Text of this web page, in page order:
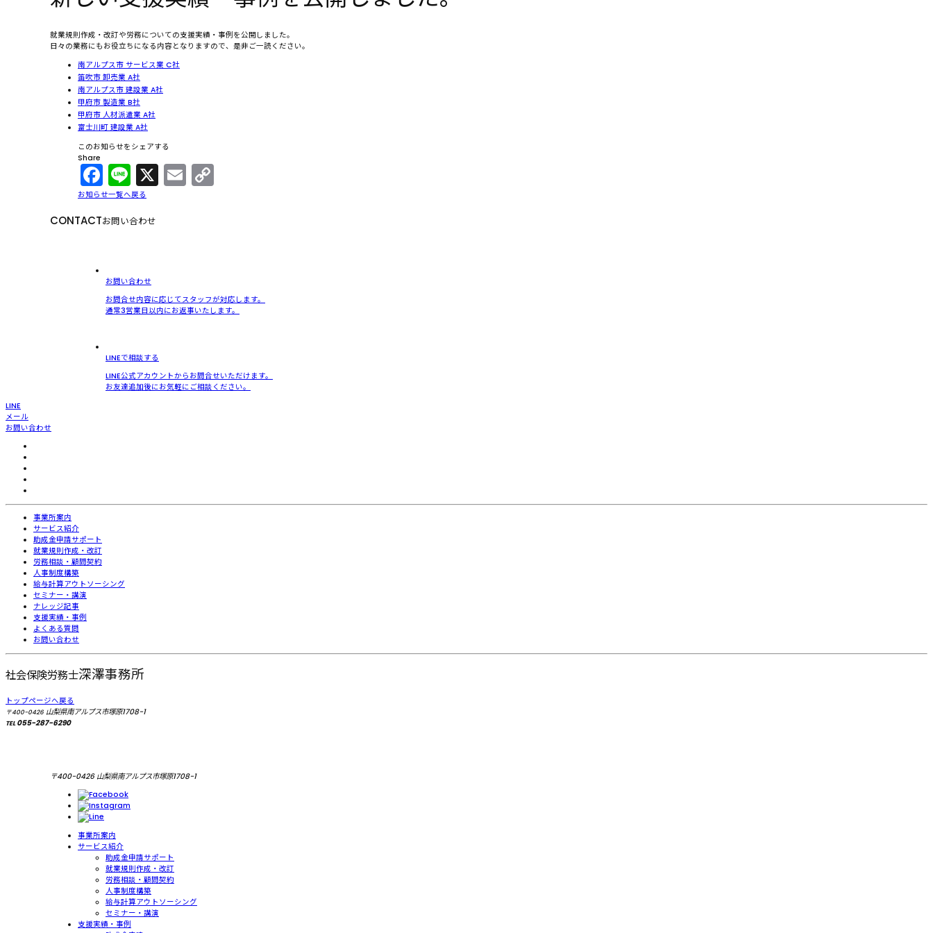
就業規則作成・改訂や労務についての支援実績・事例を公開しました。
日々の業務にもお役立ちになる内容となりますので、是非ご一読ください。
南アルプス市 サービス業 C社
笛吹市 卸売業 A社
南アルプス市 建設業 A社
甲府市 製造業 B社
甲府市 人材派遣業 A社
富士川町 建設業 A社
このお知らせをシェアする
Share
Facebook
Line
X Email
お知らせ一覧へ戻る
CONTACTお問い合わせ
お問い合わせ
お問合せ内容に応じてスタッフが対応します。
通常3営業日以内にお返事いたします。
LINEで相談する
LINE公式アカウントからお問合せいただけます。
お友達追加後にお気軽にご相談ください。
LINE
メール
お問い合わせ
事業所案内
サービス紹介
助成金申請サポート
就業規則作成・改訂
労務相談・顧問契約
人事制度構築
給与計算アウトソーシング
セミナー・講演
ナレッジ記事
支援実績・事例
よくある質問
お問い合わせ
社会保険労務士深澤事務所
トップページへ戻る
〒400-0426 山梨県南アルプス市塚原1708-1
TEL055-287-6290
〒400-0426 山梨県南アルプス市塚原1708-1
事業所案内
サービス紹介
助成金申請サポート
就業規則作成・改訂
労務相談・顧問契約
人事制度構築
給与計算アウトソーシング
セミナー・講演
支援実績・事例